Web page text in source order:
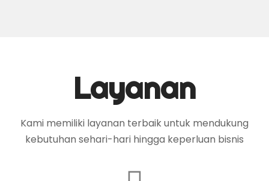
Layanan
Kami memiliki layanan terbaik untuk mendukung
kebutuhan sehari-hari hingga keperluan bisnis